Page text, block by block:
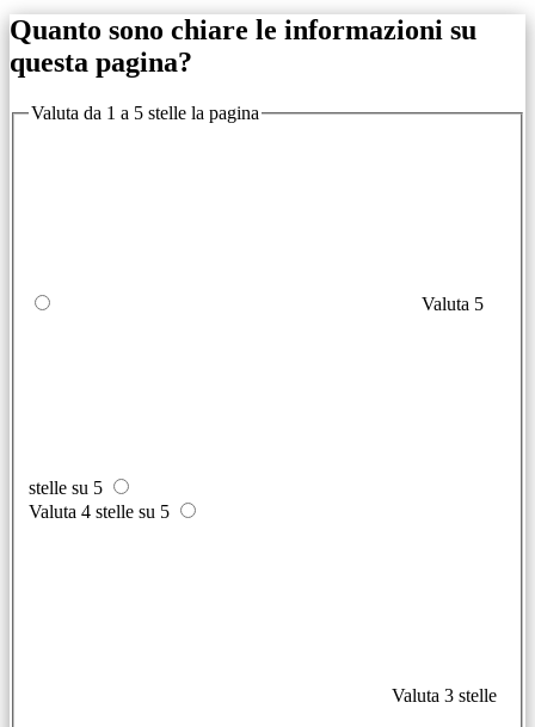
Quanto sono chiare le informazioni su
questa pagina?
Valuta da 1 a 5 stelle la pagina
Valuta 5
stelle su 5
Valuta 4 stelle su 5
Valuta 3 stelle